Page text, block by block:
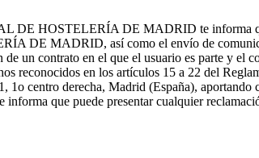
DE HOSTELERÍA DE MADRID te informa
DE MADRID, así como el envío de
un contrato en el que el usuario es parte y el
reconocidos en los artículos 15 a 22 del
1o centro derecha, Madrid (España),
informa que puede presentar cualquier